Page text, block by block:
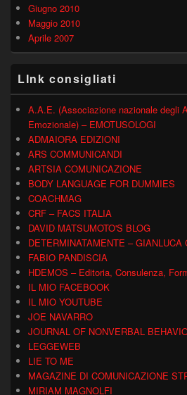
Giugno 2010
Maggio 2010
Aprile 2007
LInk consigliati
A.A.E. (Associazione nazionale degli
Emozionale) – EMOTUSOLOGI
ADMAIORA EDIZIONI
ARS COMMUNICANDI
ARTSIA COMUNICAZIONE
BODY LANGUAGE FOR DUMMIES
COACHMAG
CRF – FACS ITALIA
DAVID MATSUMOTO'S BLOG
DETERMINATAMENTE – GIANLUCA
FABIO PANDISCIA
HDEMOS – Editoria, Consulenza,
IL MIO FACEBOOK
IL MIO YOUTUBE
JOE NAVARRO
JOURNAL OF NONVERBAL
LEGGEWEB
LIE TO ME
MAGAZINE DI COMUNICAZIONE
MIRIAM MAGNOLFI